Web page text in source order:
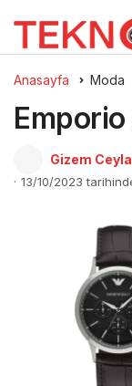
Anasayfa Moda
Gizem
13/10/2023